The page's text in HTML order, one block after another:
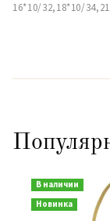
16*10/32,18*10/
В наличии
Новинка